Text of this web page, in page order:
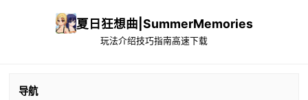
夏日狂想曲|SummerMemories
玩法介绍技巧指南高速下载
导航